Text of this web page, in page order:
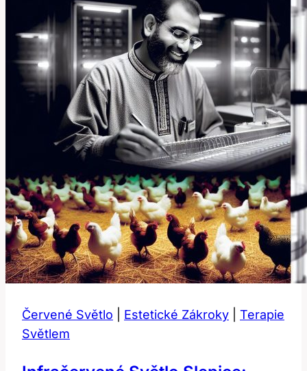
Salony
a
Služby!
Červené Světlo Estetické Zákroky
Terapie
Světlem